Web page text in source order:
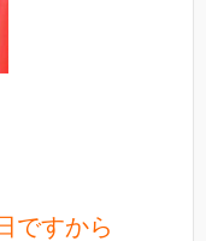
ですから